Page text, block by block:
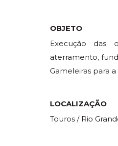
OBJETO
Execução das
aterramento,
Gameleiras para
LOCALIZAÇÃO
Touros / Rio